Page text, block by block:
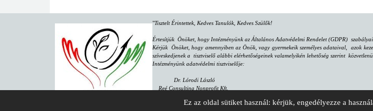
"Tisztelt Érintettek, Kedves Tanulók, Kedves Szülők!
Értesítjük Önöket, hogy Intézményünk az Általános Adatvédelmi Rendelet (GDPR)
Kérjük Önöket, hogy amennyiben az Önök, vagy gyermekeik személyes adataival, azok
szíveskedjenek a tisztviselő alábbi elérhetőségeinek valamelyikén lehetőség szerint
Intézményünk adatvédelmi tisztviselője:
Dr. Lórodi László
Reé Consulting Nonprofit Kft.
dpo@reeconsulting.eu "
Ez az oldal sütiket használ: kérjük, engedélyezze a